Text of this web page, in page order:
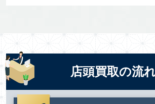
店頭買取の流